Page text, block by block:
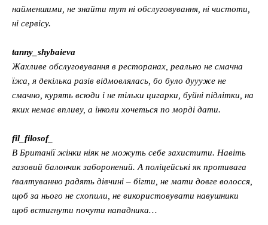
найменшими, не знайти тут ні обслуговування, ні чистоти,
ні сервісу.
tanny_shybaieva
Жахливе обслуговування в ресторанах, реально не смачна
їжа, я декілька разів відмовлялась, бо було дуууже не
смачно, курять всюди і не тільки цигарки, буйні підлітки, на
яких немає впливу, а інколи хочеться по морді дати.
fil_filosof_
В Британії жінки ніяк не можуть себе захистити. Навіть
газовий балончик заборонений. А поліцейські як противага
ґвалтуванню радять дівчині – бігти, не мати довге волосся,
щоб за нього не схопили, не використовувати навушники
щоб встигнути почути нападника…